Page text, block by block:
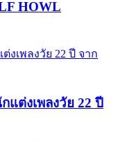
HOWL
แต่งเพลงวัย 22 ปี